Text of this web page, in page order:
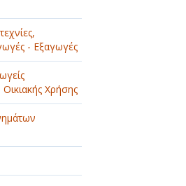
- Εξαγωγές
Χρήσης